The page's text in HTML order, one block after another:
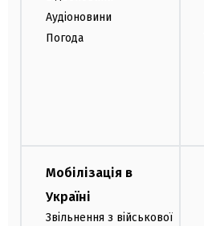
Аудіоновини
Погода
Мобілізація в
Україні
Звільнення з військової